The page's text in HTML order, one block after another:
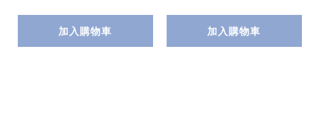
加入購物車 加入購物車